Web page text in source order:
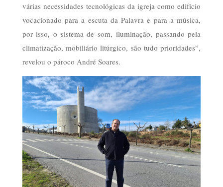
várias necessidades tecnológicas da igreja como edifício
vocacionado para a escuta da Palavra e para a música,
por isso, o sistema de som, iluminação, passando pela
climatização, mobiliário litúrgico, são tudo prioridades”,
revelou o pároco André Soares.